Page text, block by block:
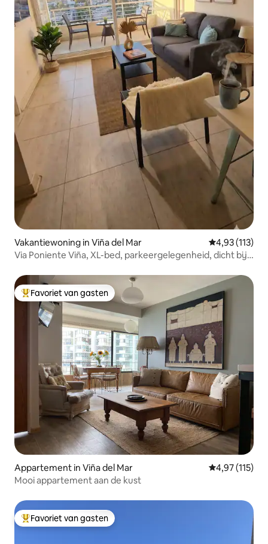
Vakantiewoning in Viña del Mar Gemiddelde
4,93 (113)
Via Poniente Viña, XL-bed, parkeergelegenheid, dicht bij
Topfavoriet van gasten
Favoriet van gasten
Appartement in Viña del Mar Gemiddelde
4,97 (115)
Mooi appartement aan de kust
Topfavoriet van gasten
Favoriet van gasten